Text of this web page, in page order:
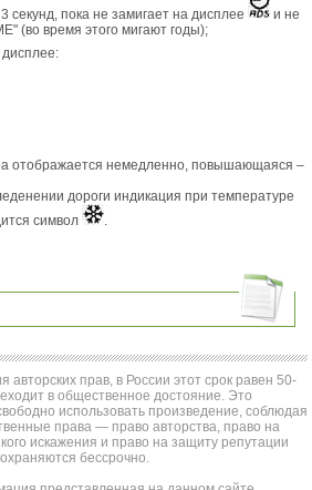
секунд, пока не замигает на дисплее
и не
(во время этого мигают годы);
отображается немедленно, повышающаяся –
дороги индикация при температуре
символ
.
авторских прав, в России этот срок равен 50-
в общественное достояние. Это
использовать произведение, соблюдая
права — право авторства, право на
искажения и право на защиту репутации
бессрочно.